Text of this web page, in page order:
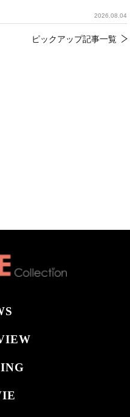
2026.08.04
ピックアップ記事一覧